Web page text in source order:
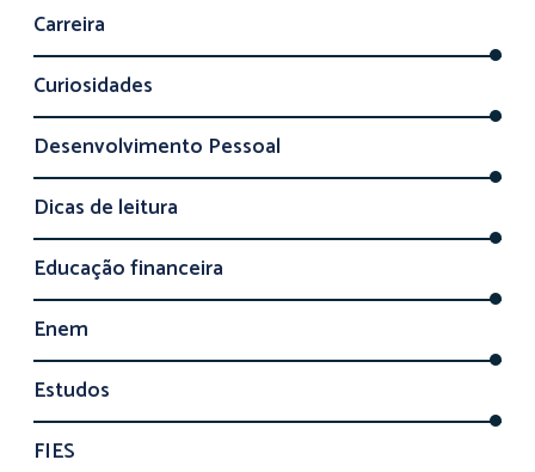
Carreira
Curiosidades
Desenvolvimento Pessoal
Dicas de leitura
Educação financeira
Enem
Estudos
FIES